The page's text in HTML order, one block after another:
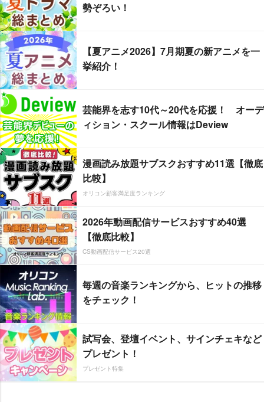
勢ぞろい！
【夏アニメ2026】7月期夏の新アニメを一
挙紹介！
芸能界を志す10代～20代を応援！ オーデ
ィション・スクール情報はDeview
漫画読み放題サブスクおすすめ11選【徹底
比較】
オリコン顧客満足度ランキング
2026年動画配信サービスおすすめ40選
【徹底比較】
CS動画配信サービス20選
毎週の音楽ランキングから、ヒットの推移
をチェック！
試写会、登壇イベント、サインチェキなど
プレゼント！
プレゼント特集